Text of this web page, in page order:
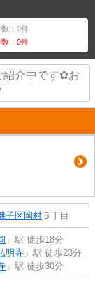
数：0件
数：0件
紹介中です✿お
子区岡村 ５丁目
」駅 徒歩18分
明寺 」駅 徒歩23分
」駅 徒歩30分